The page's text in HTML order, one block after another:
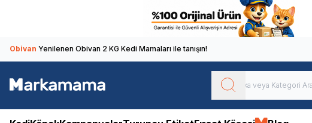
Obivan Yenilenen Obivan 2 KG Kedi Mamaları ile tanışın!